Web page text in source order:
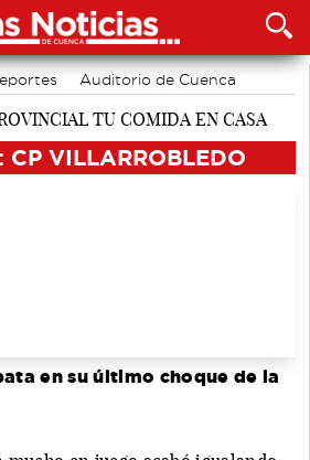
Auditorio de Cuenca
culturales en Cuenca
CP VILLARROBLEDO
en su último choque de la